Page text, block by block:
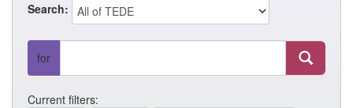
Search:
for
Current filters: